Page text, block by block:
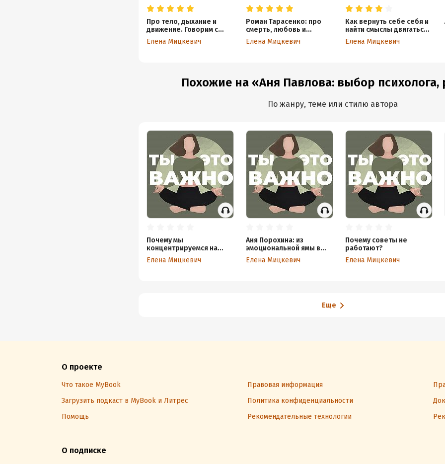
Про тело, дыхание и
движение. Говорим с
преподавателем по йоге
Татьяной Кошкаревой
Елена Мицкевич
Роман Тарасенко: про
смерть, любовь и
уважение
Елена Мицкевич
Как вернуть себе себя и
найти смыслы двигаться
дальше.
Елена Мицкевич
Похожие на «Аня Павлова: выбор психолога,
По жанру, теме или стилю автора
Почему мы
концентрируемся на
негативе?
Елена Мицкевич
Аня Порохина: из
эмоциональной ямы в
умение полноценно
отдыхать
Елена Мицкевич
Почему советы не
работают?
Елена Мицкевич
Еще
О проекте
Что такое MyBook Правовая информация
Загрузить подкаст в MyBook и Литрес
Политика конфиденциальности
Помощь
Рекомендательные технологии
О подписке